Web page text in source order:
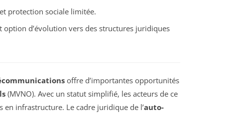
protection sociale limitée.
option d’évolution vers des structures juridiques
offre d’importantes opportunités
(MVNO). Avec un statut simplifié, les acteurs de ce
en infrastructure. Le cadre juridique de l’auto-